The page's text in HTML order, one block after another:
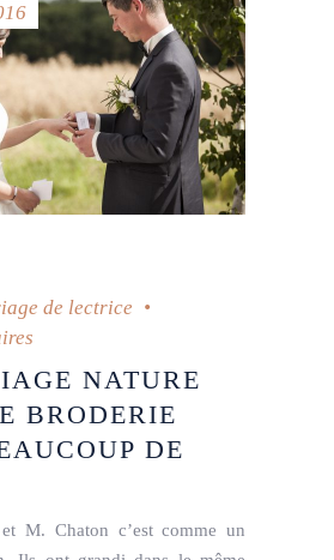
de lectrice
NATURE
BRODERIE
DE
M. Chaton c’est comme un